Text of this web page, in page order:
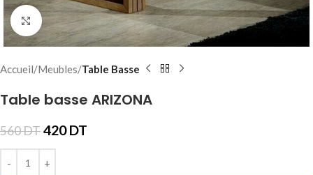
Click to enlarge
Accueil Meubles Table Basse
Table basse ARIZONA
560DT420DT